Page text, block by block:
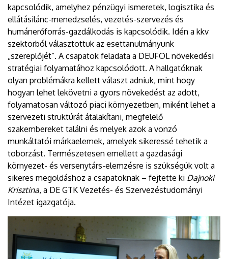
kapcsolódik, amelyhez pénzügyi ismeretek, logisztika és
ellátásilánc-menedzselés, vezetés-szervezés és
humánerőforrás-gazdálkodás is kapcsolódik. Idén a kkv
szektorból választottuk az esettanulmányunk
„szereplőjét”. A csapatok feladata a DEUFOL növekedési
stratégiai folyamatához kapcsolódott. A hallgatóknak
olyan problémákra kellett választ adniuk, mint hogy
hogyan lehet lekövetni a gyors növekedést az adott,
folyamatosan változó piaci környezetben, miként lehet a
szervezeti struktúrát átalakítani, megfelelő
szakembereket találni és melyek azok a vonzó
munkáltatói márkaelemek, amelyek sikeressé tehetik a
toborzást. Természetesen emellett a gazdasági
környezet- és versenytárs-elemzésre is szükségük volt a
sikeres megoldáshoz a csapatoknak – fejtette ki Dajnoki
Krisztina, a DE GTK Vezetés- és Szervezéstudományi
Intézet igazgatója.